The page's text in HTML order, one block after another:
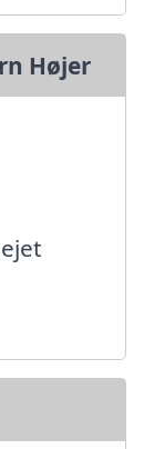
Højer